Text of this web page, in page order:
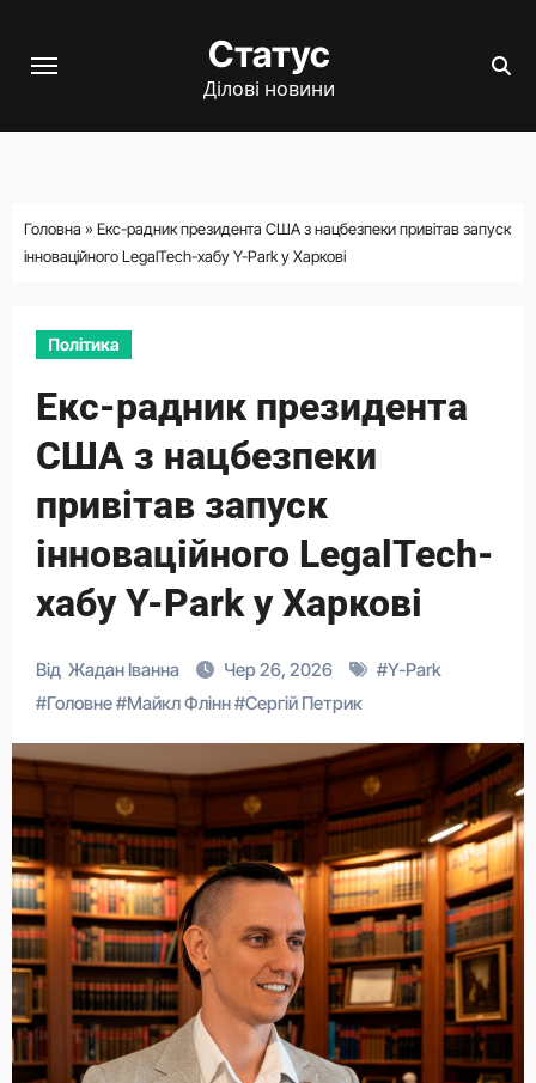
Статус
Ділові новини
Головна » Екс-радник президента США з нацбезпеки привітав запуск
інноваційного LegalTech-хабу Y-Park у Харкові
Політика
Екс-радник президента
США з нацбезпеки
привітав запуск
інноваційного LegalTech-
хабу Y-Park у Харкові
Від Жадан Іванна Чер 26, 2026 #Y-Park
#Головне#Майкл Флінн#Сергій Петрик